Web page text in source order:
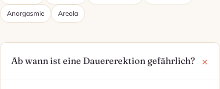
Anorgasmie Areola
Ab wann ist eine Dauererektion gefährlich?